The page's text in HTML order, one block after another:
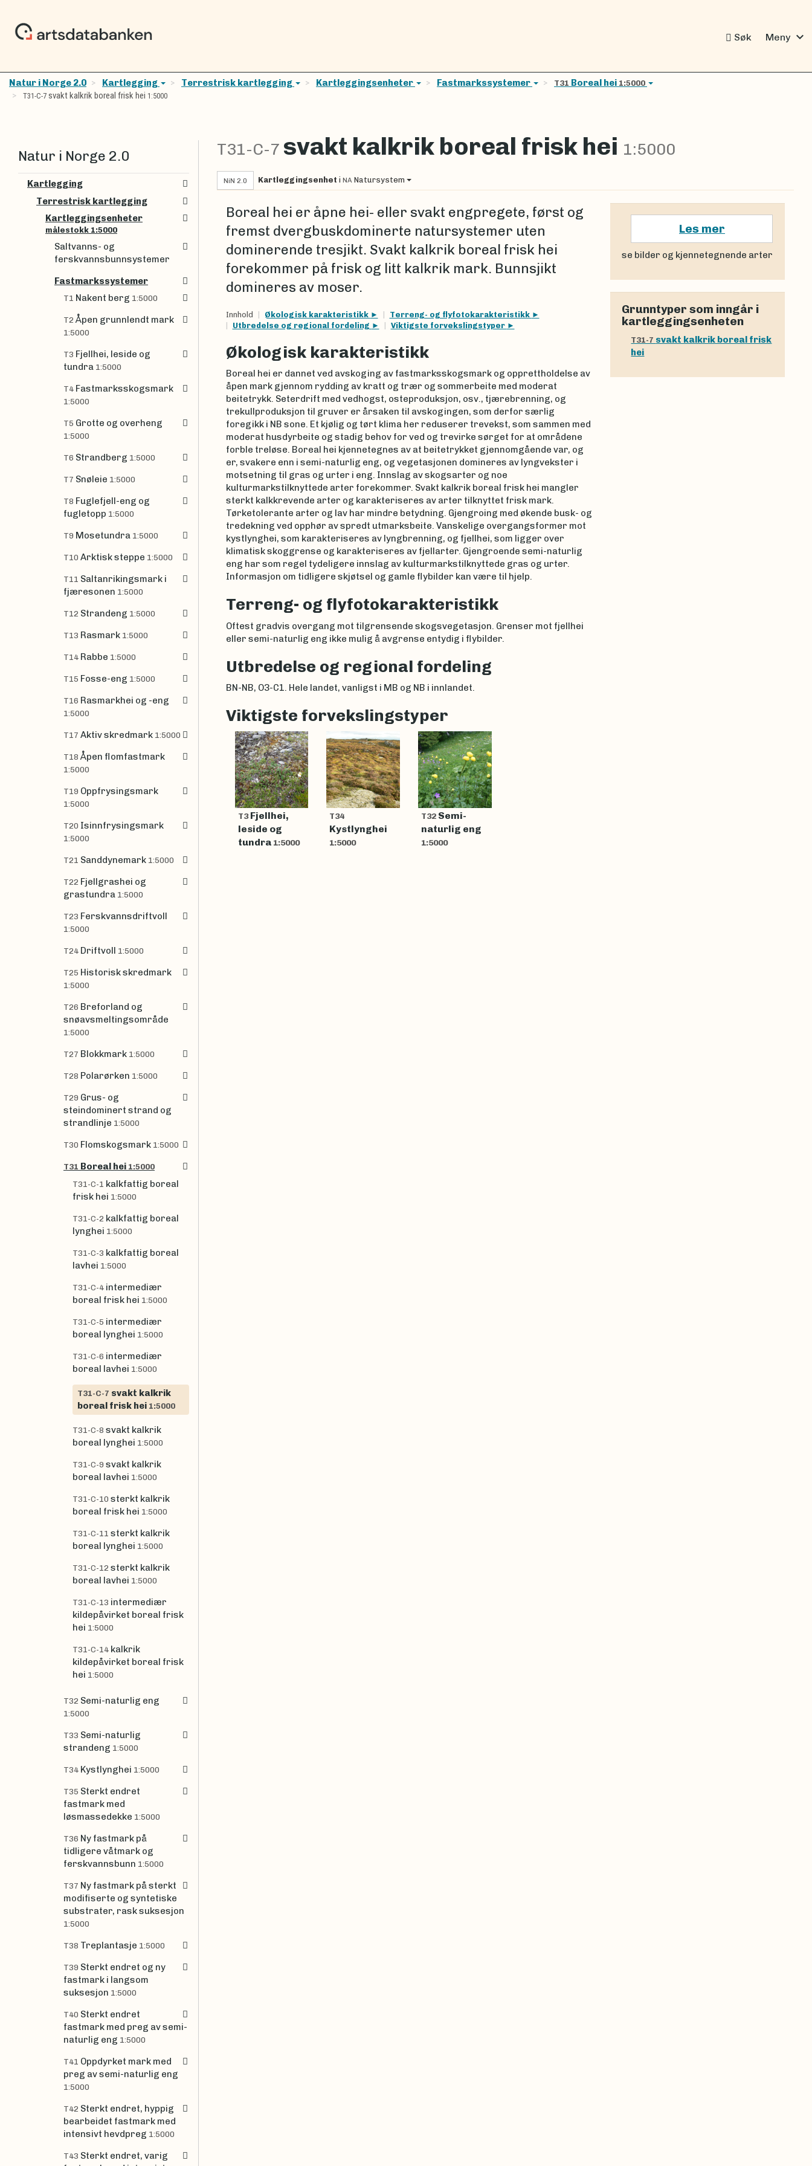
Søk Meny expand_more
Natur i Norge 2.0 Kartlegging Terrestrisk kartlegging Kartleggingsenheter Fastmarkssystemer T31 Boreal hei 1:5000
T31-C-7 svakt kalkrik boreal frisk hei 1:5000
T31-C-7 svakt kalkrik boreal frisk hei 1:5000
NiN 2.0 Kartleggingsenhet i NA Natursystem
Boreal hei er åpne hei- eller svakt engpregete, først og
fremst dvergbuskdominerte natursystemer uten
dominerende tresjikt. Svakt kalkrik boreal frisk hei
forekommer på frisk og litt kalkrik mark. Bunnsjikt
domineres av moser.
Innhold Økologisk karakteristikk
Terreng- og flyfotokarakteristikk
Utbredelse og regional fordeling
Viktigste forvekslingstyper
Økologisk karakteristikk
Boreal hei er dannet ved avskoging av fastmarksskogsmark og opprettholdelse av
åpen mark gjennom rydding av kratt og trær og sommerbeite med moderat
beitetrykk. Seterdrift med vedhogst, osteproduksjon, osv., tjærebrenning, og
trekullproduksjon til gruver er årsaken til avskogingen, som derfor særlig
foregikk i NB sone. Et kjølig og tørt klima her reduserer trevekst, som sammen med
moderat husdyrbeite og stadig behov for ved og trevirke sørget for at områdene
forble treløse. Boreal hei kjennetegnes av at beitetrykket gjennomgående var, og
er, svakere enn i semi-naturlig eng, og vegetasjonen domineres av lyngvekster i
motsetning til gras og urter i eng. Innslag av skogsarter og noe
kulturmarkstilknyttede arter forekommer. Svakt kalkrik boreal frisk hei mangler
sterkt kalkkrevende arter og karakteriseres av arter tilknyttet frisk mark.
Tørketolerante arter og lav har mindre betydning. Gjengroing med økende busk- og
tredekning ved opphør av spredt utmarksbeite. Vanskelige overgangsformer mot
kystlynghei, som karakteriseres av lyngbrenning, og fjellhei, som ligger over
klimatisk skoggrense og karakteriseres av fjellarter. Gjengroende semi-naturlig
eng har som regel tydeligere innslag av kulturmarkstilknyttede gras og urter.
Informasjon om tidligere skjøtsel og gamle flybilder kan være til hjelp.
Terreng- og flyfotokarakteristikk
Oftest gradvis overgang mot tilgrensende skogsvegetasjon. Grenser mot fjellhei
eller semi-naturlig eng ikke mulig å avgrense entydig i flybilder.
Utbredelse og regional fordeling
BN-NB, O3-C1. Hele landet, vanligst i MB og NB i innlandet.
Viktigste forvekslingstyper
T3Fjellhei,
leside og
tundra 1:5000
T34
Kystlynghei
1:5000
T32 Semi-
naturlig eng
1:5000
Les mer
se bilder og kjennetegnende arter
Grunntyper som inngår i
kartleggingsenheten
T31-7 svakt kalkrik boreal frisk
hei
Natur i Norge 2.0
Kartlegging
Terrestrisk kartlegging
Kartleggingsenheter
målestokk 1:5000
Saltvanns- og
ferskvannsbunnsystemer
Fastmarkssystemer
T1 Nakent berg 1:5000
T2Åpen grunnlendt mark
1:5000
T3 Fjellhei, leside og
tundra 1:5000
T4 Fastmarksskogsmark
1:5000
T5 Grotte og overheng
1:5000
T6 Strandberg 1:5000
T7 Snøleie 1:5000
T8 Fuglefjell-eng og
fugletopp 1:5000
T9 Mosetundra 1:5000
T10 Arktisk steppe 1:5000
T11 Saltanrikingsmark i
fjæresonen 1:5000
T12 Strandeng 1:5000
T13 Rasmark 1:5000
T14 Rabbe 1:5000
T15 Fosse-eng 1:5000
T16 Rasmarkhei og -eng
1:5000
T17 Aktiv skredmark 1:5000
T18Åpen flomfastmark
1:5000
T19 Oppfrysingsmark
1:5000
T20 Isinnfrysingsmark
1:5000
T21 Sanddynemark 1:5000
T22 Fjellgrashei og
grastundra 1:5000
T23 Ferskvannsdriftvoll
1:5000
T24 Driftvoll 1:5000
T25 Historisk skredmark
1:5000
T26 Breforland og
snøavsmeltingsområde
1:5000
T27 Blokkmark 1:5000
T28 Polarørken 1:5000
T29 Grus- og
steindominert strand og
strandlinje 1:5000
T30 Flomskogsmark 1:5000
T31 Boreal hei 1:5000
T31-C-1 kalkfattig boreal
frisk hei 1:5000
T31-C-2 kalkfattig boreal
lynghei 1:5000
T31-C-3 kalkfattig boreal
lavhei 1:5000
T31-C-4 intermediær
boreal frisk hei 1:5000
T31-C-5 intermediær
boreal lynghei 1:5000
T31-C-6 intermediær
boreal lavhei 1:5000
T31-C-7 svakt kalkrik
boreal frisk hei 1:5000
T31-C-8 svakt kalkrik
boreal lynghei 1:5000
T31-C-9 svakt kalkrik
boreal lavhei 1:5000
T31-C-10 sterkt kalkrik
boreal frisk hei 1:5000
T31-C-11 sterkt kalkrik
boreal lynghei 1:5000
T31-C-12 sterkt kalkrik
boreal lavhei 1:5000
T31-C-13 intermediær
kildepåvirket boreal frisk
hei 1:5000
T31-C-14 kalkrik
kildepåvirket boreal frisk
hei 1:5000
T32 Semi-naturlig eng
1:5000
T33 Semi-naturlig
strandeng 1:5000
T34 Kystlynghei 1:5000
T35 Sterkt endret
fastmark med
løsmassedekke 1:5000
T36 Ny fastmark på
tidligere våtmark og
ferskvannsbunn 1:5000
T37 Ny fastmark på sterkt
modifiserte og syntetiske
substrater, rask suksesjon
1:5000
T38 Treplantasje 1:5000
T39 Sterkt endret og ny
fastmark i langsom
suksesjon 1:5000
T40 Sterkt endret
fastmark med preg av semi-
naturlig eng 1:5000
T41 Oppdyrket mark med
preg av semi-naturlig eng
1:5000
T42 Sterkt endret, hyppig
bearbeidet fastmark med
intensivt hevdpreg 1:5000
T43 Sterkt endret, varig